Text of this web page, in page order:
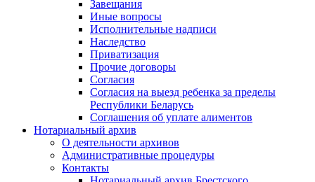
Завещания
Иные вопросы
Исполнительные надписи
Наследство
Приватизация
Прочие договоры
Согласия
Согласия на выезд ребенка за пределы
Республики Беларусь
Соглашения об уплате алиментов
Нотариальный архив
О деятельности архивов
Административные процедуры
Контакты